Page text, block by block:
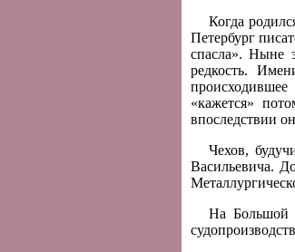
Когда
Петербург
спасла». Ныне
редкость.
«кажется»
впоследствии
Чехов,
Васильевича.
На Большой